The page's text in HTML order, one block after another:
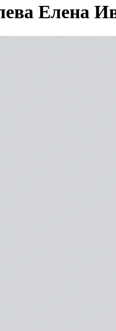
Елена